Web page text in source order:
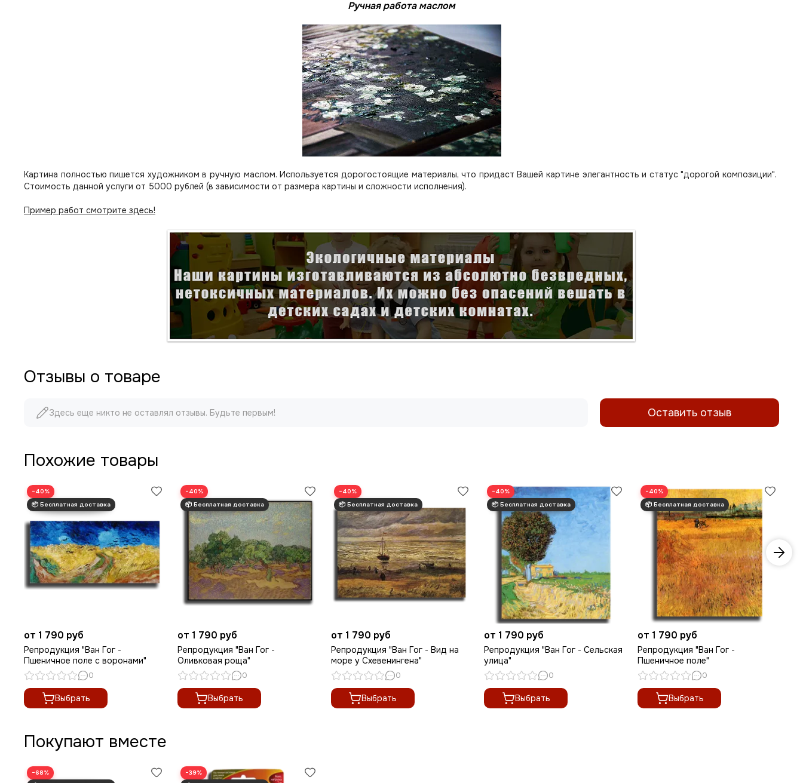
Ручная работа маслом
Картина полностью пишется художником в ручную маслом. Используется дорогостоящие материалы, что придаст Вашей картине элегантность и статус "дорогой композиции".
Стоимость данной услуги от 5000 рублей (в зависимости от размера картины и сложности исполнения).
Пример работ смотрите здесь!
Отзывы о товаре
Здесь еще никто не оставлял отзывы. Будьте первым! Оставить отзыв
Похожие товары
−40%
от 1 790 руб
Репродукция "Ван Гог -
Пшеничное поле с воронами"
0
Выбрать
−40%
от 1 790 руб
Репродукция "Ван Гог -
Оливковая роща"
0
Выбрать
−40%
от 1 790 руб
Репродукция "Ван Гог - Вид на
море у Схевенингена"
0
Выбрать
−40%
от 1 790 руб
Репродукция "Ван Гог - Сельская
улица"
0
Выбрать
−40%
от 1 790 руб
Репродукция "Ван Гог -
Пшеничное поле"
0
Выбрать
Покупают вместе
−68% −39%